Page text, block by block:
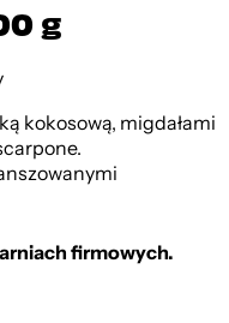
g
kokosową, migdałami
firmowych.